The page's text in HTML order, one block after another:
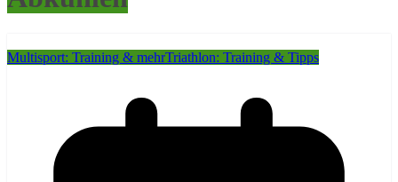
Multisport: Training & mehrTriathlon: Training & Tipps